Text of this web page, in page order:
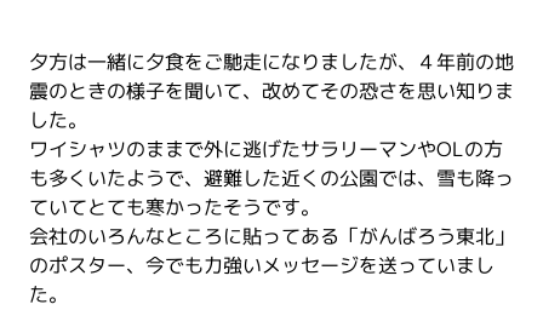
夕方は一緒に夕食をご馳走になりましたが、４年前の地
震のときの様子を聞いて、改めてその恐さを思い知りま
した。
ワイシャツのままで外に逃げたサラリーマンやOLの方
も多くいたようで、避難した近くの公園では、雪も降っ
ていてとても寒かったそうです。
会社のいろんなところに貼ってある「がんばろう東北」
のポスター、今でも力強いメッセージを送っていまし
た。